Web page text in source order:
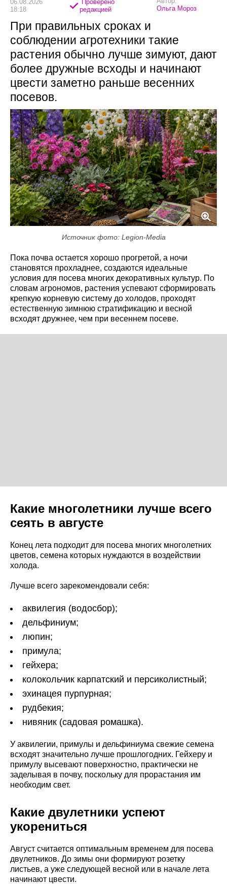
06.08.2026
18:18
Проверено
редакцией
Ольга Мороз
При правильных сроках и
соблюдении агротехники такие
растения обычно лучше зимуют, дают
более дружные всходы и начинают
цвести заметно раньше весенних
посевов.
Источник фото: Legion-Media
Пока почва остается хорошо прогретой, а ночи
становятся прохладнее, создаются идеальные
условия для посева многих декоративных культур. По
словам агрономов, растения успевают сформировать
крепкую корневую систему до холодов, проходят
естественную зимнюю стратификацию и весной
всходят дружнее, чем при весеннем посеве.
Какие многолетники лучше всего
сеять в августе
Конец лета подходит для посева многих многолетних
цветов, семена которых нуждаются в воздействии
холода.
Лучше всего зарекомендовали себя:
аквилегия (водосбор);
дельфиниум;
люпин;
примула;
гейхера;
колокольчик карпатский и персиколистный;
эхинацея пурпурная;
рудбекия;
нивяник (садовая ромашка).
У аквилегии, примулы и дельфиниума свежие семена
всходят значительно лучше прошлогодних. Гейхеру и
примулу высевают поверхностно, практически не
заделывая в почву, поскольку для прорастания им
необходим свет.
Какие двулетники успеют
укорениться
Август считается оптимальным временем для посева
двулетников. До зимы они формируют розетку
листьев, а уже следующей весной или в начале лета
начинают цвести.